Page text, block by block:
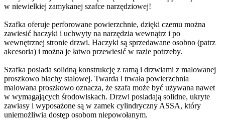
w niewielkiej zamykanej szafce narzędziowej!
Szafka oferuje perforowane powierzchnie, dzięki czemu można
zawiesić haczyki i uchwyty na narzędzia wewnątrz i po
wewnętrznej stronie drzwi. Haczyki są sprzedawane osobno (patrz
akcesoria) i można je łatwo przewiesić w razie potrzeby.
Szafka posiada solidną konstrukcję z ramą i drzwiami z malowanej
proszkowo blachy stalowej. Twarda i trwała powierzchnia
malowana proszkowo oznacza, że szafa może być używana nawet
w wymagających środowiskach. Drzwi posiadają solidne, ukryte
zawiasy i wyposażone są w zamek cylindryczny ASSA, który
uniemożliwia dostęp osobom niepowołanym.